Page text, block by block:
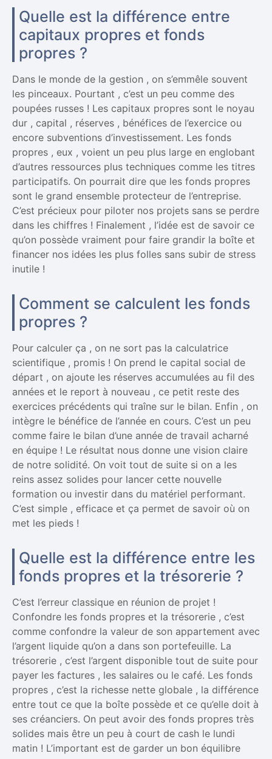
Quelle est la différence entre
capitaux propres et fonds
propres ?
Dans le monde de la gestion , on s’emmêle souvent
les pinceaux. Pourtant , c’est un peu comme des
poupées russes ! Les capitaux propres sont le noyau
dur , capital , réserves , bénéfices de l’exercice ou
encore subventions d’investissement. Les fonds
propres , eux , voient un peu plus large en englobant
d’autres ressources plus techniques comme les titres
participatifs. On pourrait dire que les fonds propres
sont le grand ensemble protecteur de l’entreprise.
C’est précieux pour piloter nos projets sans se perdre
dans les chiffres ! Finalement , l’idée est de savoir ce
qu’on possède vraiment pour faire grandir la boîte et
financer nos idées les plus folles sans subir de stress
inutile !
Comment se calculent les fonds
propres ?
Pour calculer ça , on ne sort pas la calculatrice
scientifique , promis ! On prend le capital social de
départ , on ajoute les réserves accumulées au fil des
années et le report à nouveau , ce petit reste des
exercices précédents qui traîne sur le bilan. Enfin , on
intègre le bénéfice de l’année en cours. C’est un peu
comme faire le bilan d’une année de travail acharné
en équipe ! Le résultat nous donne une vision claire
de notre solidité. On voit tout de suite si on a les
reins assez solides pour lancer cette nouvelle
formation ou investir dans du matériel performant.
C’est simple , efficace et ça permet de savoir où on
met les pieds !
Quelle est la différence entre les
fonds propres et la trésorerie ?
C’est l’erreur classique en réunion de projet !
Confondre les fonds propres et la trésorerie , c’est
comme confondre la valeur de son appartement avec
l’argent liquide qu’on a dans son portefeuille. La
trésorerie , c’est l’argent disponible tout de suite pour
payer les factures , les salaires ou le café. Les fonds
propres , c’est la richesse nette globale , la différence
entre tout ce que la boîte possède et ce qu’elle doit à
ses créanciers. On peut avoir des fonds propres très
solides mais être un peu à court de cash le lundi
matin ! L’important est de garder un bon équilibre